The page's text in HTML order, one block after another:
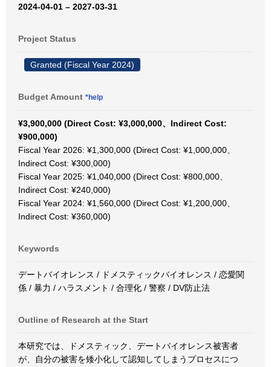
2024-04-01 – 2027-03-31
Project Status
Granted (Fiscal Year 2024)
Budget Amount *help
¥3,900,000 (Direct Cost: ¥3,000,000、Indirect Cost:
¥900,000)
Fiscal Year 2026: ¥1,300,000 (Direct Cost: ¥1,000,000、
Indirect Cost: ¥300,000)
Fiscal Year 2025: ¥1,040,000 (Direct Cost: ¥800,000、
Indirect Cost: ¥240,000)
Fiscal Year 2024: ¥1,560,000 (Direct Cost: ¥1,200,000、
Indirect Cost: ¥360,000)
Keywords
デートバイオレンス / ドメスティックバイオレンス / 恋愛関
係 / 暴力 / ハラスメント / 合理化 / 警察 / DV防止法
Outline of Research at the Start
本研究では、ドメスティック、デートバイオレンス被害者
が、自分の被害を矮小化して認知してしまうプロセスにつ